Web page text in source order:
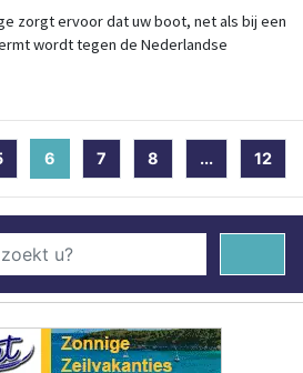
zorgt ervoor dat uw boot, net als bij een
wordt tegen de Nederlandse
6 (current)
7 8 ... 12